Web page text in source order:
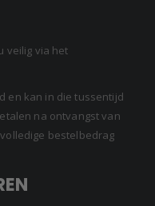
veilig via het
en kan in die tussentijd
na ontvangst van
bestelbedrag